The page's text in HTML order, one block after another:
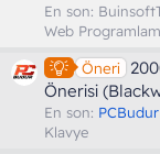
En son:
Web
Öneri
Önerisi
En son: PCBudur
Klavye